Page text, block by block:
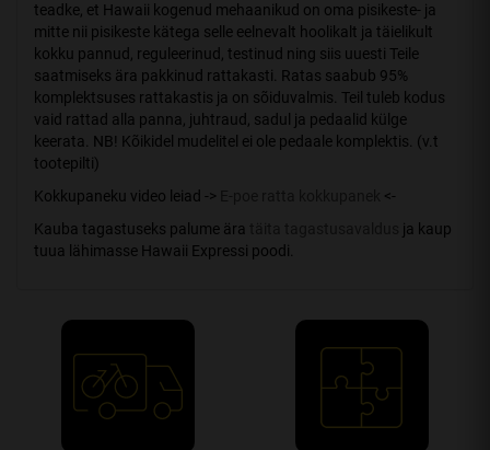
teadke, et Hawaii kogenud mehaanikud on oma pisikeste- ja
mitte nii pisikeste kätega selle eelnevalt hoolikalt ja täielikult
kokku pannud, reguleerinud, testinud ning siis uuesti Teile
saatmiseks ära pakkinud rattakasti. Ratas saabub 95%
komplektsuses rattakastis ja on sõiduvalmis. Teil tuleb kodus
vaid rattad alla panna, juhtraud, sadul ja pedaalid külge
keerata. NB! Kõikidel mudelitel ei ole pedaale komplektis. (v.t
tootepilti)
Kokkupaneku video leiad ->
<-
Kauba tagastuseks palume ära
ja kaup
tuua lähimasse Hawaii Expressi poodi.